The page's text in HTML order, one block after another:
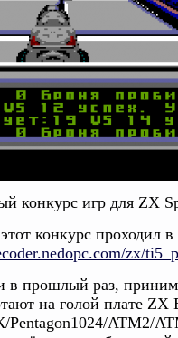
конкурс игр для ZX
конкурс проходил
zx/
в прошлый раз,
на голой плате
Pentagon1024/ATM2/